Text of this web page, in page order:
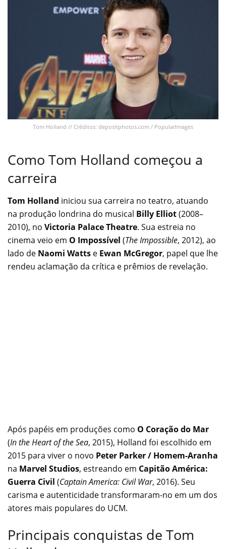
Tom Holland // Créditos: depositphotos.com / PopularImages
Como Tom Holland começou a
carreira
Tom Holland iniciou sua carreira no teatro, atuando
na produção londrina do musical Billy Elliot(2008–
2010), no Victoria Palace Theatre. Sua estreia no
cinema veio em O Impossível (The Impossible, 2012), ao
lado de Naomi Watts e Ewan McGregor, papel que lhe
rendeu aclamação da crítica e prêmios de revelação.
Após papéis em produções como O Coração do Mar
(In the Heart of the Sea, 2015), Holland foi escolhido em
2015 para viver o novo Peter Parker / Homem-Aranha
na Marvel Studios, estreando em Capitão América:
Guerra Civil (Captain America: Civil War, 2016). Seu
carisma e autenticidade transformaram-no em um dos
atores mais populares do UCM.
Principais conquistas de Tom